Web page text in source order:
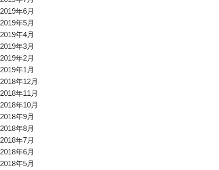
2019年6月
2019年5月
2019年4月
2019年3月
2019年2月
2019年1月
2018年12月
2018年11月
2018年10月
2018年9月
2018年8月
2018年7月
2018年6月
2018年5月